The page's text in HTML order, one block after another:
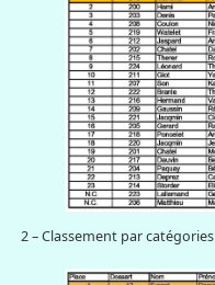
2 – Classement par catégories